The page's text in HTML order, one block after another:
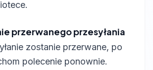
przerwanego przesyłania
zostanie przerwane, po
polecenie ponownie.